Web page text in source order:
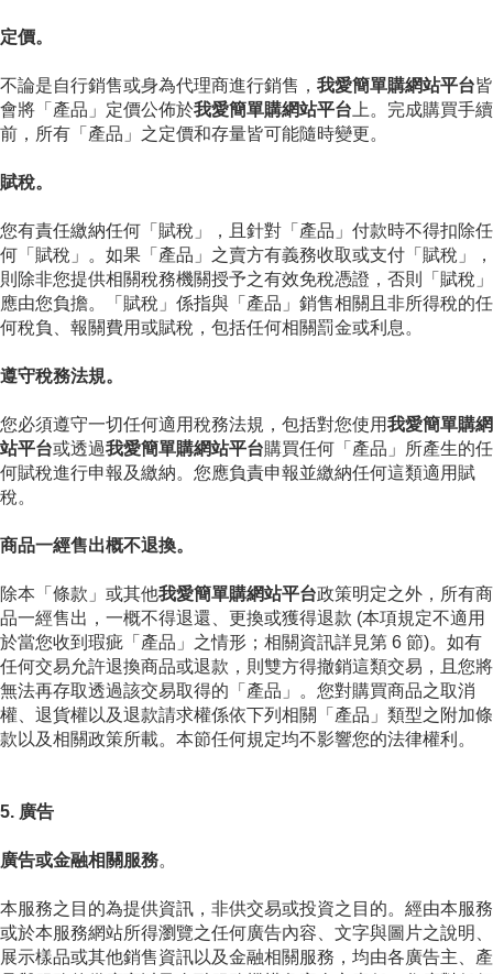
定價。
不論是自行銷售或身為代理商進行銷售， 我愛簡單購網站平台皆
會將「產品」定價公佈於我愛簡單購網站平台 上。完成購買手續
前，所有「產品」之定價和存量皆可能隨時變更。
賦稅。
您有責任繳納任何「賦稅」，且針對「產品」付款時不得扣除任
何「賦稅」。如果「產品」之賣方有義務收取或支付「賦稅」，
則除非您提供相關稅務機關授予之有效免稅憑證，否則「賦稅」
應由您負擔。「賦稅」係指與「產品」銷售相關且非所得稅的任
何稅負、報關費用或賦稅，包括任何相關罰金或利息。
遵守稅務法規。
您必須遵守一切任何適用稅務法規，包括對您使用我愛簡單購網
站平台或透過我愛簡單購網站平台購買任何「產品」所產生的任
何賦稅進行申報及繳納。您應負責申報並繳納任何這類適用賦
稅。
商品一經售出概不退換。
除本「條款」或其他我愛簡單購網站平台政策明定之外，所有商
品一經售出，一概不得退還、更換或獲得退款 (本項規定不適用
於當您收到瑕疵「產品」之情形；相關資訊詳見第 6 節)。如有
任何交易允許退換商品或退款，則雙方得撤銷這類交易，且您將
無法再存取透過該交易取得的「產品」。您對購買商品之取消
權、退貨權以及退款請求權係依下列相關「產品」類型之附加條
款以及相關政策所載。本節任何規定均不影響您的法律權利。
5. 廣告
廣告或金融相關服務。
本服務之目的為提供資訊，非供交易或投資之目的。經由本服務
或於本服務網站所得瀏覽之任何廣告內容、文字與圖片之說明、
展示樣品或其他銷售資訊以及金融相關服務，均由各廣告主、產